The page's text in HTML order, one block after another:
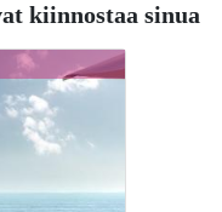
kiinnostaa sinua
750.000 €